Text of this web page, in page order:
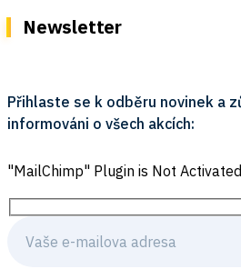
Newsletter
Přihlaste se k odběru novinek a
informováni o všech akcích:
"MailChimp" Plugin is Not